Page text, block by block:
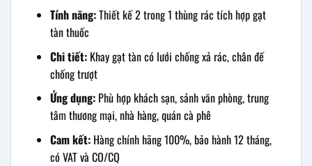
Tính năng:Thiết kế 2 trong 1 thùng rác tích hợp gạt
tàn thuốc
Chi tiết:Khay gạt tàn có lưới chống xả rác, chân đế
chống trượt
Ứng dụng:Phù hợp khách sạn, sảnh văn phòng, trung
tâm thương mại, nhà hàng, quán cà phê
Cam kết:Hàng chính hãng 100%, bảo hành 12 tháng,
có VAT và CO/CQ